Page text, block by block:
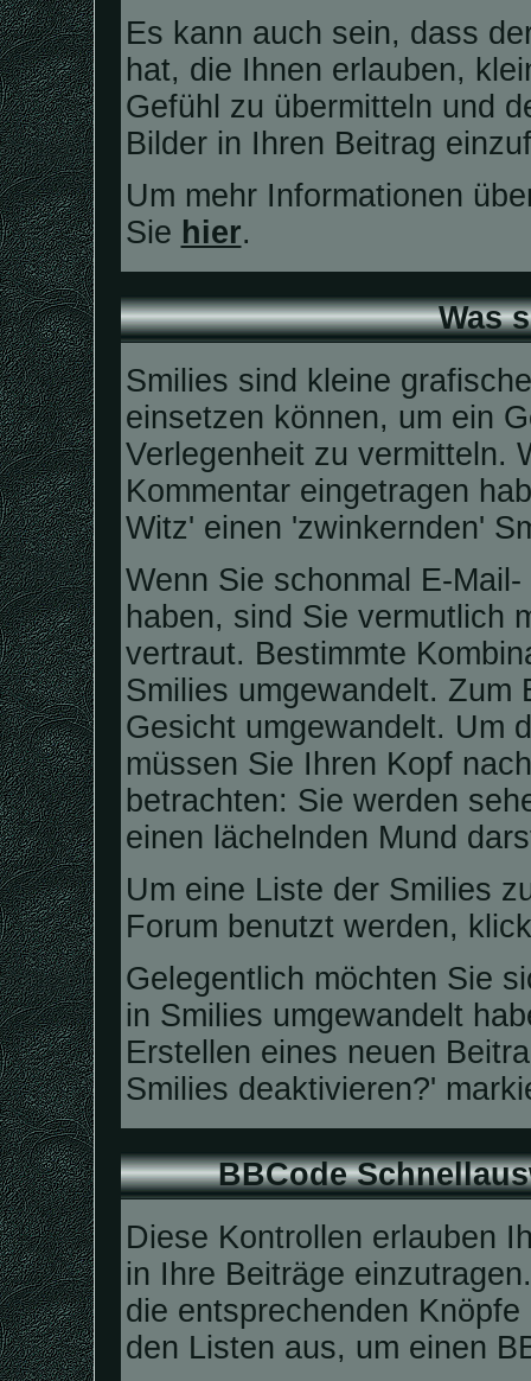
Es kann auch sein, dass
hat, die Ihnen erlauben,
Gefühl zu übermitteln und
Bilder in Ihren Beitrag
Um mehr Informationen
Sie hier.
Was
Smilies sind kleine
einsetzen können, um ein
Verlegenheit zu vermitteln.
Kommentar eingetragen
Witz' einen 'zwinkernden'
Wenn Sie schonmal E-
haben, sind Sie vermutlich
vertraut. Bestimmte
Smilies umgewandelt. Zum
Gesicht umgewandelt. Um
müssen Sie Ihren Kopf
betrachten: Sie werden
einen lächelnden Mund
Um eine Liste der Smilies
Forum benutzt werden,
Gelegentlich möchten Sie
in Smilies umgewandelt
Erstellen eines neuen
Smilies deaktivieren?'
BBCode
Diese Kontrollen erlauben
in Ihre Beiträge
die entsprechenden
den Listen aus, um einen